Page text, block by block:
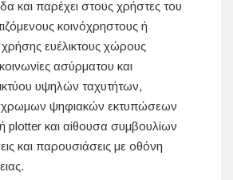
και παρέχει στους χρήστες του
κοινόχρηστους ή
χρήσης ευέλικτους χώρους
ασύρματου και
υψηλών ταχυτήτων,
ψηφιακών εκτυπώσεων
plotter και αίθουσα συμβουλίων
και παρουσιάσεις με οθόνη